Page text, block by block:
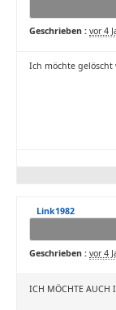
Geschrieben : vor 4
Ich möchte gelöscht
Link1982
Geschrieben : vor 4
ICH MÖCHTE AUCH